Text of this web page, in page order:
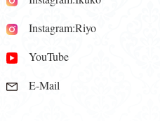
Instagram:Riyo
YouTube
E-Mail